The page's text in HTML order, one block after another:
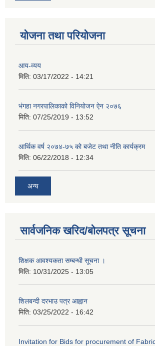
योजना तथा परियोजना
आय-व्यय
मिति: 03/17/2022 - 14:21
भंगहा नगरपालिकाको विनियोजन ऐन २०७६
मिति: 07/25/2019 - 13:52
आर्थिक वर्ष २०७४-७५ को बजेट तथा नीति कार्यक्रम
मिति: 06/22/2018 - 12:34
अन्य
सार्वजनिक खरिद/बोलपत्र सूचना
शिक्षक आवश्यकता सम्बन्धी सूचना ।
मिति: 10/31/2025 - 13:05
शिलबन्दी दरभाउ पत्र आह्वान
मिति: 03/25/2022 - 16:42
Invitation for Bids for procurement of